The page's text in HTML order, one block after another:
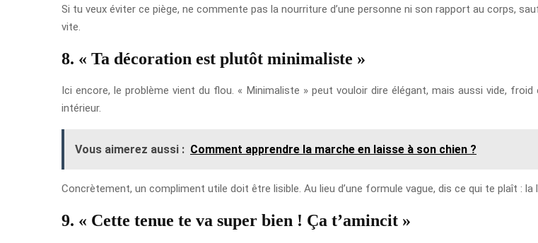
Si tu veux éviter ce piège, ne commente pas la nourriture d’une personne ni son rapport au corps,
vite.
8. « Ta décoration est plutôt minimaliste »
Ici encore, le problème vient du flou. « Minimaliste » peut vouloir dire élégant, mais aussi vide,
intérieur.
Vous aimerez aussi : Comment apprendre la marche en laisse à son chien ?
Concrètement, un compliment utile doit être lisible. Au lieu d’une formule vague, dis ce qui te plaît : la
9. « Cette tenue te va super bien ! Ça t’amincit »